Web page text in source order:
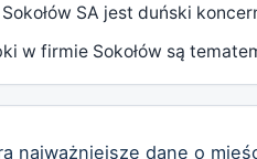
SA jest duński
w firmie Sokołów są
najważniejsze dane o